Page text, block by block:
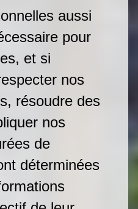
aussi
pour
et si
nos
résoudre des
nos
de
déterminées